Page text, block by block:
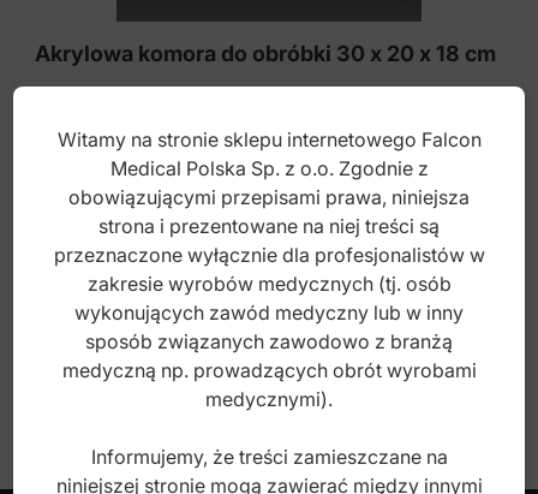
Frezy z grubymi krzyżowymi nacięciami
Gumki do obróbki akrylu
Gumki do szlifowania i uchwyty
Krążki i szczotki polerskie montowane na mandryli
na prostnicę
Ściernica do cięcia stali i stopów
Standardowe silikonowe gumki do polerowania
Super silikonowe gumki do polerowania
Szczoteczki na uchwycie na prostnicę
Akrylowa komora do obróbki 30 x 20 x 18 cm
Index: DL.1418.00
500,00zł
brutto
Witamy na stronie sklepu internetowego Falcon
Medical Polska Sp. z o.o. Zgodnie z
obowiązującymi przepisami prawa, niniejsza
strona i prezentowane na niej treści są
przeznaczone wyłącznie dla profesjonalistów w
zakresie wyrobów medycznych (tj. osób
wykonujących zawód medyczny lub w inny
sposób związanych zawodowo z branżą
medyczną np. prowadzących obrót wyrobami
medycznymi).
Informujemy, że treści zamieszczane na
niniejszej stronie mogą zawierać między innymi